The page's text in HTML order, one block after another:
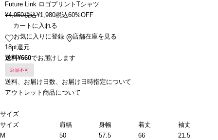
Future Link ロゴプリントTシャツ
¥4,950税込¥1,980税込60%OFF
カートに入れる
お気に入りに登録
店舗在庫を見る
18pt還元
送料¥660でお届けします
返品不可
送料、お届け日数、お届け日時指定について
アウトレット商品について
サイズ
サイズ
肩幅 身幅 着丈
袖丈
M
50 57.5 66
21.5